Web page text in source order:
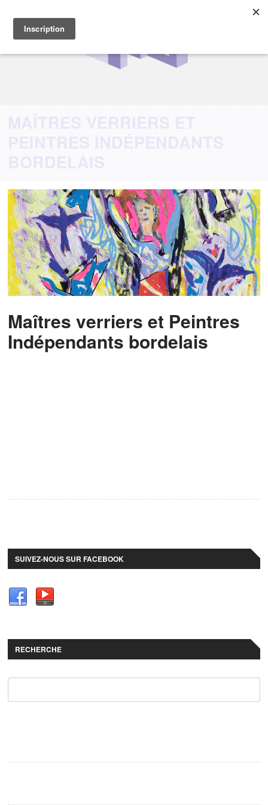
MAÎTRES VERRIERS ET
PEINTRES INDÉPENDANTS
BORDELAIS
Maîtres verriers et Peintres
Indépendants bordelais
SUIVEZ-NOUS SUR FACEBOOK
RECHERCHE